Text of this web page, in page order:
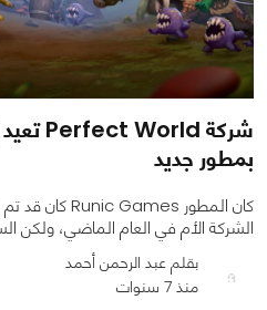
بمطور جديد
الشركة الأم في العام الماضي، ولكن
بقلم عبد الرحمن أحمد
منذ 7 سنوات